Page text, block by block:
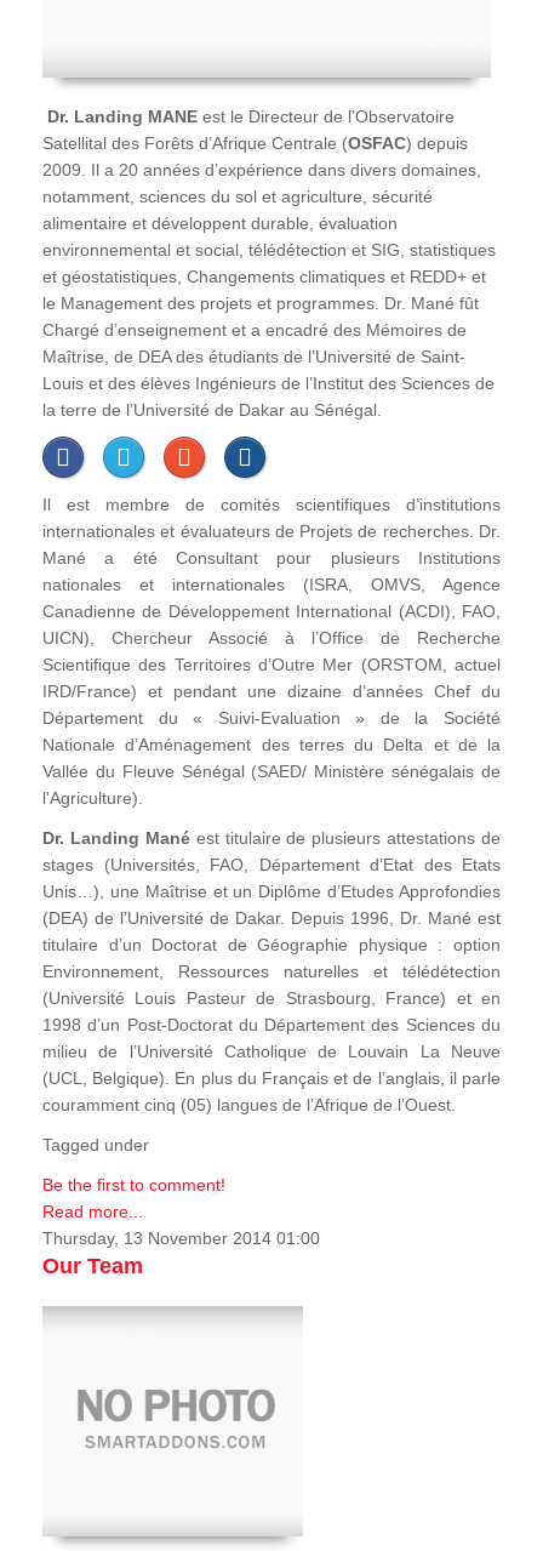
Dr. Landing MANE est le Directeur de l’Observatoire
Satellital des Forêts d’Afrique Centrale (OSFAC) depuis
2009. Il a 20 années d’expérience dans divers domaines,
notamment, sciences du sol et agriculture, sécurité
alimentaire et développent durable, évaluation
environnemental et social, télédétection et SIG, statistiques
et géostatistiques, Changements climatiques et REDD+ et
le Management des projets et programmes. Dr. Mané fût
Chargé d’enseignement et a encadré des Mémoires de
Maîtrise, de DEA des étudiants de l’Université de Saint-
Louis et des élèves Ingénieurs de l’Institut des Sciences de
la terre de l’Université de Dakar au Sénégal.
Il est membre de comités scientifiques d’institutions
internationales et évaluateurs de Projets de recherches. Dr.
Mané a été Consultant pour plusieurs Institutions
nationales et internationales (ISRA, OMVS, Agence
Canadienne de Développement International (ACDI), FAO,
UICN), Chercheur Associé à l’Office de Recherche
Scientifique des Territoires d’Outre Mer (ORSTOM, actuel
IRD/France) et pendant une dizaine d’années Chef du
Département du « Suivi-Evaluation » de la Société
Nationale d’Aménagement des terres du Delta et de la
Vallée du Fleuve Sénégal (SAED/ Ministère sénégalais de
l'Agriculture).
Dr. Landing Manéest titulaire de plusieurs attestations de
stages (Universités, FAO, Département d’Etat des Etats
Unis…), une Maîtrise et un Diplôme d’Etudes Approfondies
(DEA) de l’Université de Dakar. Depuis 1996, Dr. Mané est
titulaire d’un Doctorat de Géographie physique : option
Environnement, Ressources naturelles et télédétection
(Université Louis Pasteur de Strasbourg, France) et en
1998 d’un Post-Doctorat du Département des Sciences du
milieu de l’Université Catholique de Louvain La Neuve
(UCL, Belgique). En plus du Français et de l’anglais, il parle
couramment cinq (05) langues de l’Afrique de l’Ouest.
Tagged under
Be the first to comment!
Read more...
Thursday, 13 November 2014 01:00
Our Team